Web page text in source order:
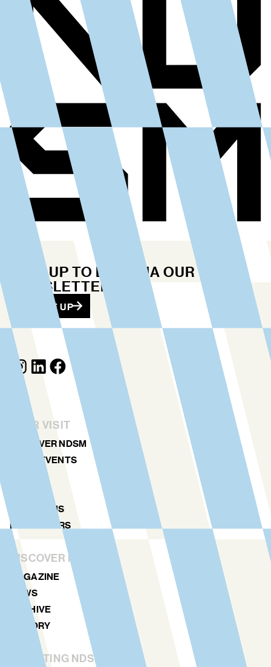
YOUR VISIT
DISCOVER NDSM
ART & EVENTS
AGENDA
LOCATIONS
NDSM TOURS
DISCOVER MORE
MAGAZINE
NEWS
ARCHIVE
HISTORY
STICHTING NDSM-WERF
STAY UP TO DATE VIA OUR
NEWSLETTER
SIGN ME UP